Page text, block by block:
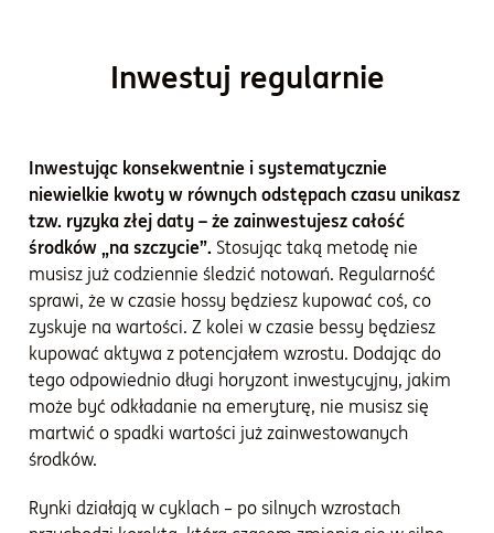
Inwestuj regularnie
Inwestując konsekwentnie i systematycznie
niewielkie kwoty w równych odstępach czasu unikasz
tzw. ryzyka złej daty – że zainwestujesz całość
środków „na szczycie”. Stosując taką metodę nie
musisz już codziennie śledzić notowań. Regularność
sprawi, że w czasie hossy będziesz kupować coś, co
zyskuje na wartości. Z kolei w czasie bessy będziesz
kupować aktywa z potencjałem wzrostu. Dodając do
tego odpowiednio długi horyzont inwestycyjny, jakim
może być odkładanie na emeryturę, nie musisz się
martwić o spadki wartości już zainwestowanych
środków.
Rynki działają w cyklach – po silnych wzrostach